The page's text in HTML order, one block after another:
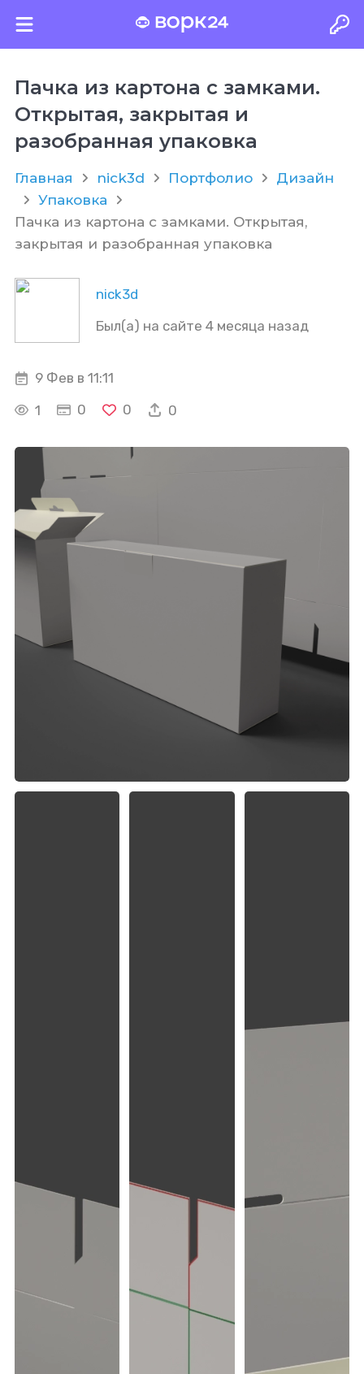
Пачка из картона с замками.
Открытая, закрытая и
разобранная упаковка
Главная nick3d Портфолио
Дизайн
Упаковка
Пачка из картона с замками. Открытая,
закрытая и разобранная упаковка
nick3d
Был(а) на сайте 4 месяца назад
9 Фев в 11:11
1
0 0 0